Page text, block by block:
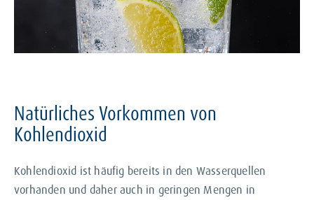
Natürliches Vorkommen von
Kohlendioxid
Kohlendioxid ist häufig bereits in den Wasserquellen
vorhanden und daher auch in geringen Mengen in